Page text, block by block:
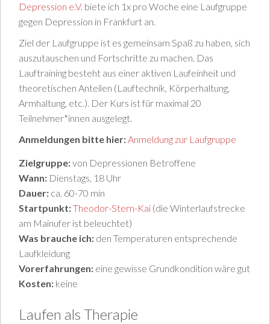
Depression e.V. biete ich 1x pro Woche eine Laufgruppe
gegen Depression in Frankfurt an.
Ziel der Laufgruppe ist es gemeinsam Spaß zu haben, sich
auszutauschen und Fortschritte zu machen. Das
Lauftraining besteht aus einer aktiven Laufeinheit und
theoretischen Anteilen (Lauftechnik, Körperhaltung,
Armhaltung, etc.). Der Kurs ist für maximal 20
Teilnehmer*innen ausgelegt.
Anmeldungen bitte hier:Anmeldung zur Laufgruppe
Zielgruppe:von Depressionen Betroffene
Wann: Dienstags, 18 Uhr
Dauer: ca. 60-70 min
Startpunkt:Theodor-Stern-Kai (die Winterlaufstrecke
am Mainufer ist beleuchtet)
Was brauche ich: den Temperaturen entsprechende
Laufkleidung
Vorerfahrungen: eine gewisse Grundkondition wäre gut
Kosten: keine
Laufen als Therapie